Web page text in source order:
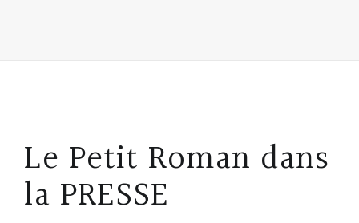
Le Petit Roman dans
la PRESSE